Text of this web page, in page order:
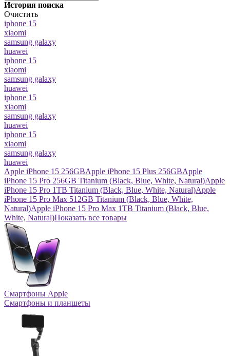
История поиска
Очистить
iphone 15
xiaomi
samsung galaxy
huawei
iphone 15
xiaomi
samsung galaxy
huawei
iphone 15
xiaomi
samsung galaxy
huawei
iphone 15
xiaomi
samsung galaxy
huawei
Apple iPhone 15 256GBApple iPhone 15 Plus 256GBApple
iPhone 15 Pro 256GB Titanium (Black, Blue, White, Natural)Apple
iPhone 15 Pro 1TB Titanium (Black, Blue, White, Natural)Apple
iPhone 15 Pro Max 512GB Titanium (Black, Blue, White,
Natural)Apple iPhone 15 Pro Max 1TB Titanium (Black, Blue,
White, Natural)Показать все товары
Смартфоны Apple
Смартфоны и планшеты